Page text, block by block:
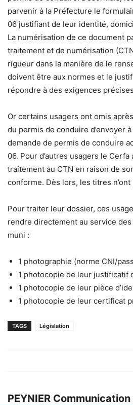
parvenir à la Préfecture le
06 justifiant de leur identité,
La numérisation de ce document
traitement et de numérisation
rigueur dans la manière de le
doivent être aux normes et le
répondre à des exigences
Or certains usagers ont omis
du permis de conduire d’envoyer
demande de permis de conduire
06. Pour d’autres usagers le
traitement au CTN en raison de
conforme. Dès lors, les titres
Pour traiter leur dossier, ces
rendre directement au service
muni :
1 photographie (norme CNI/
1 photocopie de leur justificatif
1 photocopie de leur pièce
1 photocopie de leur certificat
TAGS Législation
PEYNIER Communication